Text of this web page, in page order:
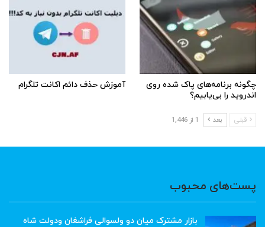
چگونه برنامه‌های پاک شده روی
اندروید را بی‌یابیم؟
آموزش حذف دائم اکانت تلگرام
قبلی بعد 1 از 1,446
پست‌های محبوب
بازار مشترک میان دو ولسوالی فراشغان ودولت شاه